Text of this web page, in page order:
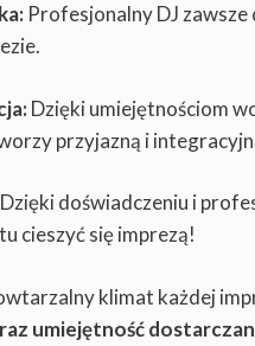
Profesjonalny DJ
Dzięki umiejętnościom
przyjazną i
Dzięki doświadczeniu i
cieszyć się imprezą!
klimat każdej
umiejętność